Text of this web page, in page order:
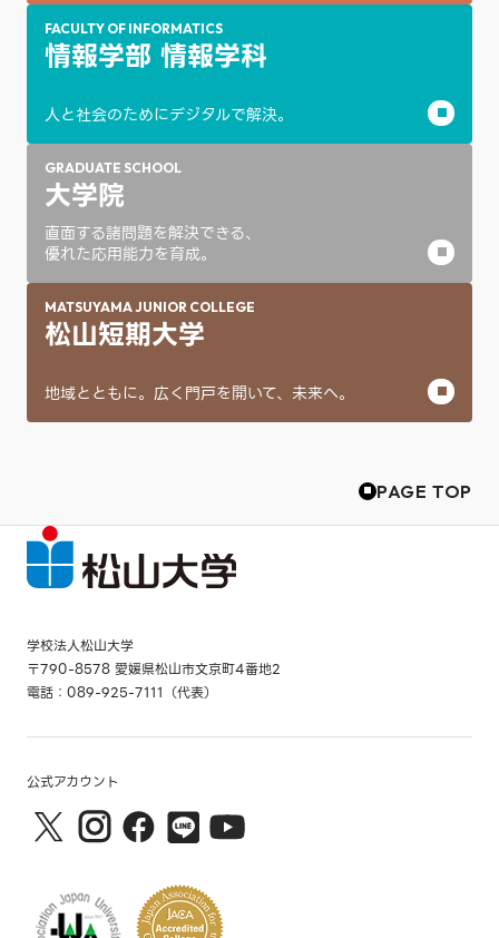
FACULTY OF INFORMATICS
情報学部 情報学科
人と社会のためにデジタルで解決。
GRADUATE SCHOOL
大学院
直面する諸問題を解決できる、
優れた応用能力を育成。
MATSUYAMA JUNIOR COLLEGE
松山短期大学
地域とともに。広く門戸を開いて、未来へ。
PAGE TOP
学校法人松山大学
〒790-8578 愛媛県松山市文京町4番地2
電話：089-925-7111（代表）
公式アカウント